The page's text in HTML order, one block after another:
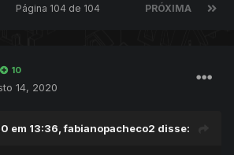
PRÓXIMA
Página 104 de 104
10
14, 2020
em 13:36,fabianopacheco2 disse: